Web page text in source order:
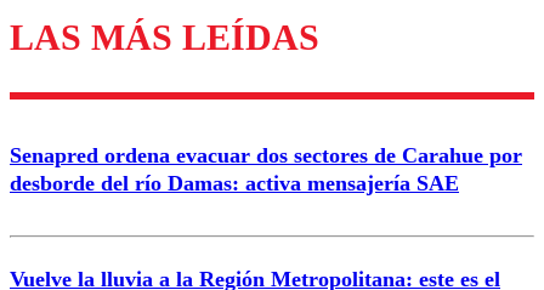
Enviar comentario
LAS MÁS LEÍDAS
Senapred ordena evacuar dos sectores de Carahue por
desborde del río Damas: activa mensajería SAE
Vuelve la lluvia a la Región Metropolitana: este es el